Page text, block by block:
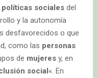
políticas sociales del
y la autonomía
desfavorecidos o que
como las personas
de mujeres y, en
social«. En